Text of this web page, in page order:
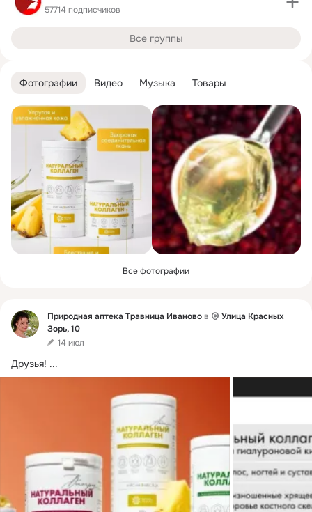
Фотографии Видео Музыка Товары
Все фотографии
Фид Природная аптека Травница Ивановов
Улица Красных
Зорь, 10
14 июл
Друзья! ...
57714 подписчиков
Все группы